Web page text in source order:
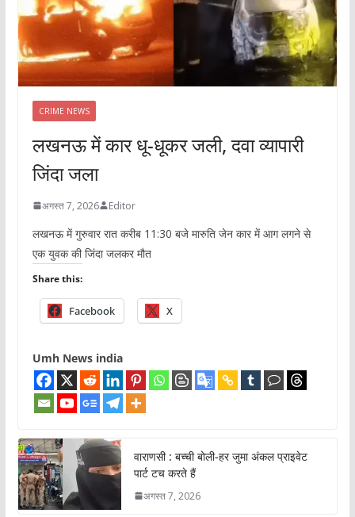
CRIME NEWS
लखनऊ में कार धू-धूकर जली, दवा व्यापारी
जिंदा जला
अगस्त 7, 2026 Editor
लखनऊ में गुरुवार रात करीब 11:30 बजे मारुति जेन कार में आग लगने से
एक युवक की जिंदा जलकर मौत
Share this:
Facebook X
Umh News india
वाराणसी : बच्ची बोली-हर जुमा अंकल प्राइवेट
पार्ट टच करते हैं
अगस्त 7, 2026